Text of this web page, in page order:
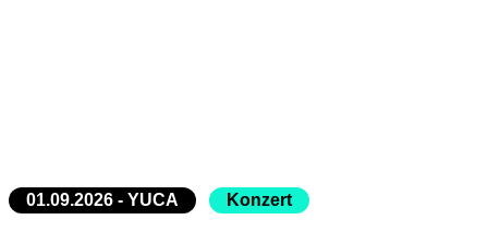
01.09.2026 - YUCA Konzert